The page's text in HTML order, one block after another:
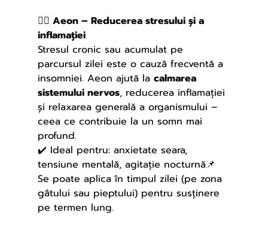
🧘‍♀️ Aeon – Reducerea stresului și a
inflamației
Stresul cronic sau acumulat pe
parcursul zilei este o cauză frecventă a
insomniei. Aeon ajută la calmarea
sistemului nervos, reducerea inflamației
și relaxarea generală a organismului –
ceea ce contribuie la un somn mai
profund.
✔️ Ideal pentru: anxietate seara,
tensiune mentală, agitație nocturnă📌
Se poate aplica în timpul zilei (pe zona
gâtului sau pieptului) pentru susținere
pe termen lung.